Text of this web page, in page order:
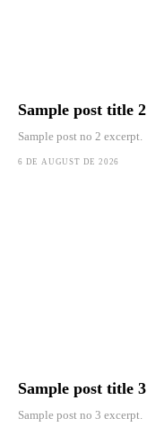
Sample post title 2
Sample post no 2 excerpt.
6 DE AUGUST DE 2026
Sample post title 3
Sample post no 3 excerpt.